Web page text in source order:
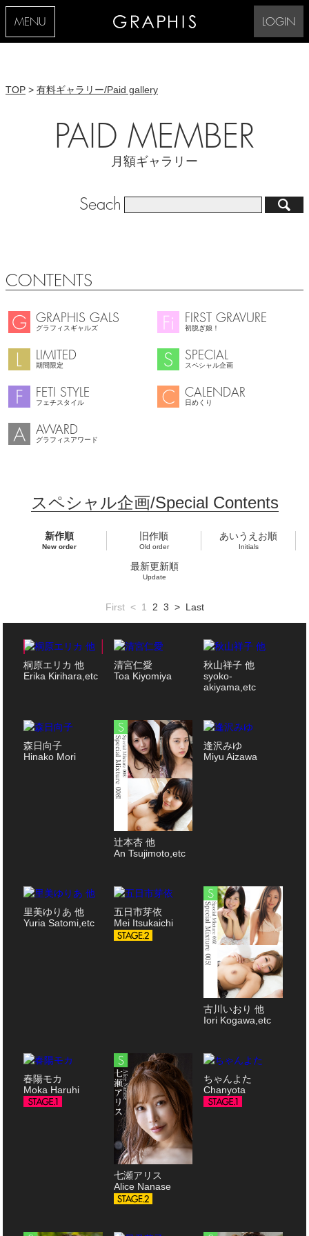
MENU LOGIN
TOP > 有料ギャラリー/Paid gallery
PAID MEMBER
月額ギャラリー
Seach
CONTENTS
GRAPHIS GALS
グラフィスギャルズ
FIRST GRAVURE
初脱ぎ娘！
LIMITED
期間限定
SPECIAL
スペシャル企画
FETI STYLE
フェチスタイル
CALENDAR
日めくり
AWARD
グラフィスアワード
スペシャル企画/Special Contents
新作順
New order
旧作順
Old order
あいうえお順
Initials
最新更新順
Update
First < 1 2 3 > Last
桐原エリカ 他
Erika Kirihara,etc
清宮仁愛
Toa Kiyomiya
秋山祥子 他
syoko-
akiyama,etc
森日向子
Hinako Mori
辻本杏 他
An Tsujimoto,etc
逢沢みゆ
Miyu Aizawa
里美ゆりあ 他
Yuria Satomi,etc
五日市芽依
Mei Itsukaichi
古川いおり 他
Iori Kogawa,etc
春陽モカ
Moka Haruhi
七瀬アリス
Alice Nanase
ちゃんよた
Chanyota